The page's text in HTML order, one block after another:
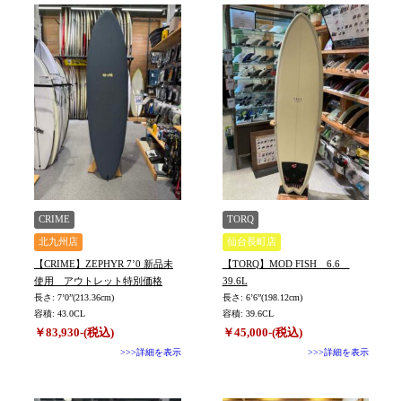
ブランド
長さ
容積
プラグ
ボードの特性
在庫店舗
TYPECRIME
北九州店
【CRIME】ZEPHYR 7’0 新品未
使用 アウトレット特別価格
長さ: 7’0”(213.36cm)
容積: 43.0CL
￥83,930-(税込)
>>>詳細を表示
TORQ
仙台長町店
【TORQ】MOD FISH 6.6
39.6L
長さ: 6’6”(198.12cm)
容積: 39.6CL
￥45,000-(税込)
>>>詳細を表示